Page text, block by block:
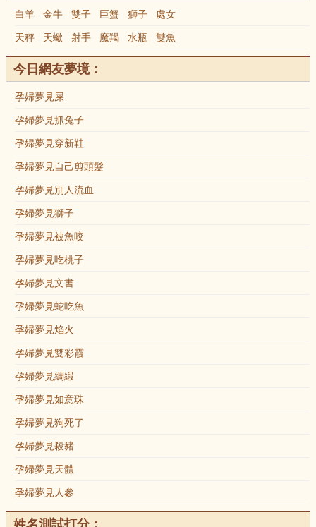
白羊 金牛 雙子 巨蟹 獅子 處女
天秤 天蠍 射手 魔羯 水瓶 雙魚
今日網友夢境：
孕婦夢見屎
孕婦夢見抓兔子
孕婦夢見穿新鞋
孕婦夢見自己剪頭髮
孕婦夢見別人流血
孕婦夢見獅子
孕婦夢見被魚咬
孕婦夢見吃桃子
孕婦夢見文書
孕婦夢見蛇吃魚
孕婦夢見焰火
孕婦夢見雙彩霞
孕婦夢見綢緞
孕婦夢見如意珠
孕婦夢見狗死了
孕婦夢見殺豬
孕婦夢見天體
孕婦夢見人參
姓名測試打分：